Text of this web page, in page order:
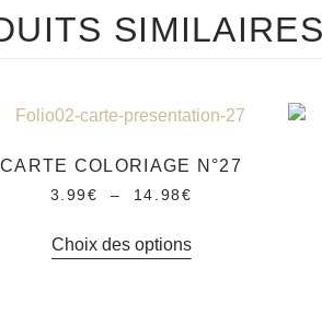
CARTE COLORIAGE N°27
3.99€ – 14.98 €
Choix des options